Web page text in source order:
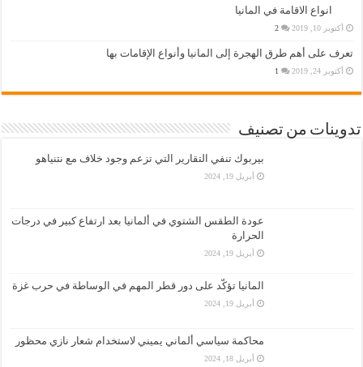
انواع الاقامة في المانيا
أكتوبر 10, 2019 2
تعرف على أهم طرق الهجرة إلى المانيا وأنواع الإقامات بها
أكتوبر 24, 2019 1
تدوينات من تصنيف
بيربوك تنفي التقارير التي تزعم وجود خلاف مع نتنياهو
أبريل 19, 2024
عودة الطقس الشتوي في ألمانيا بعد ارتفاع كبير في درجات
الحرارة
أبريل 19, 2024
المانيا تؤكّد على دور قطر المهم في الوساطة في حرب غزة
أبريل 19, 2024
محاكمة سياسي ألماني يميني لاستخدام شعار نازي محظور
أبريل 18, 2024